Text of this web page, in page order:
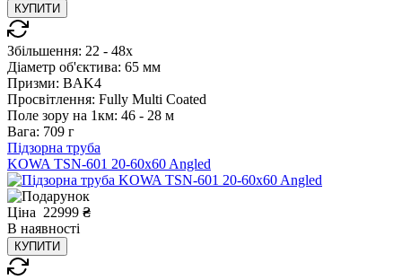
КУПИТИ
Збільшення: 22 - 48x
Діаметр об'єктива: 65 мм
Призми: BAK4
Просвітлення: Fully Multi Coated
Поле зору на 1км: 46 - 28 м
Вага: 709 г
Підзорна труба
KOWA TSN-601 20-60x60 Angled
Ціна 22999 ₴
В наявності
КУПИТИ